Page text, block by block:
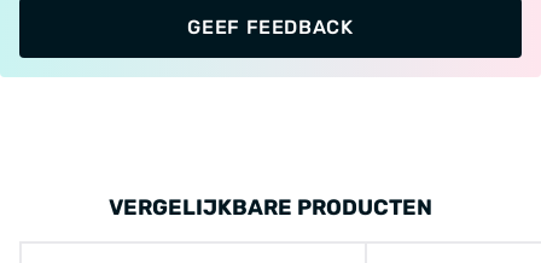
GEEF FEEDBACK
VERGELIJKBARE PRODUCTEN